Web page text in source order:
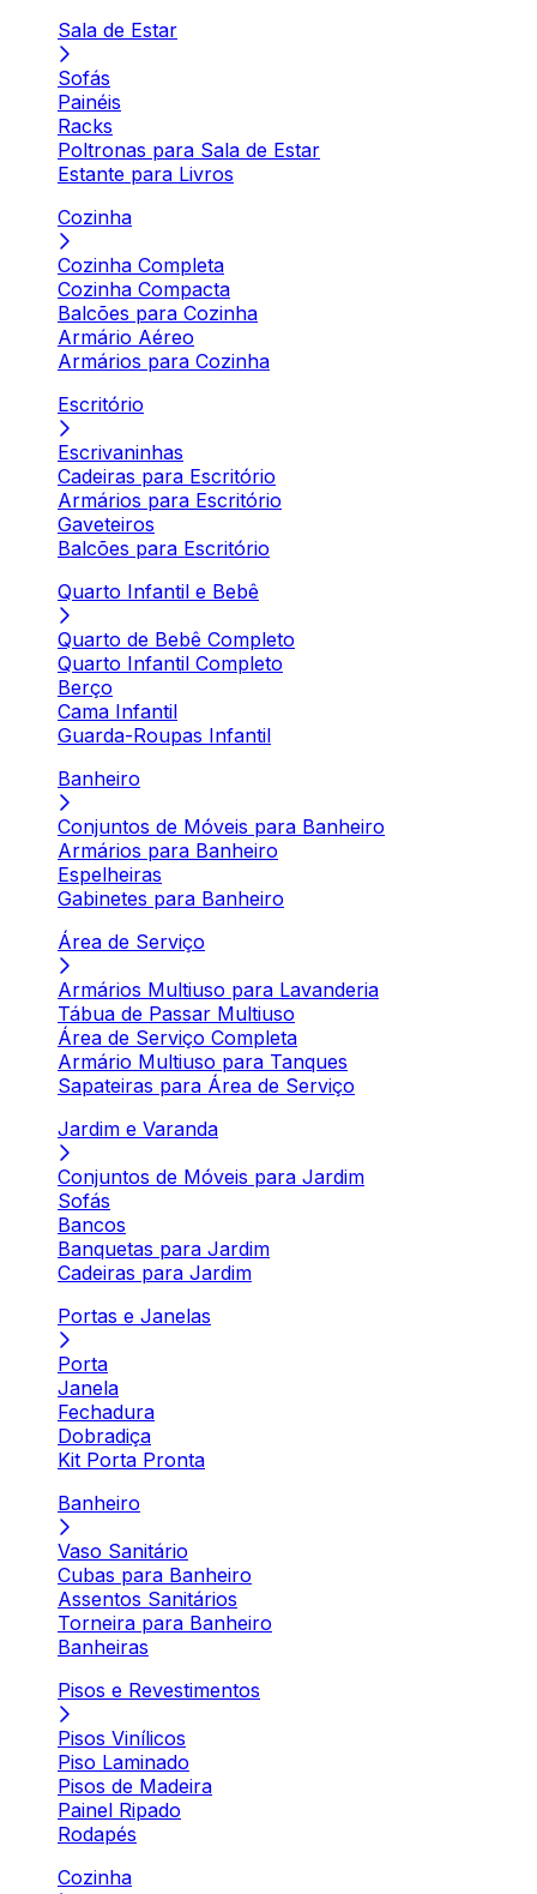
Sala de Estar
Sofás
Painéis
Racks
Poltronas para Sala de Estar
Estante para Livros
Cozinha
Cozinha Completa
Cozinha Compacta
Balcões para Cozinha
Armário Aéreo
Armários para Cozinha
Escritório
Escrivaninhas
Cadeiras para Escritório
Armários para Escritório
Gaveteiros
Balcões para Escritório
Quarto Infantil e Bebê
Quarto de Bebê Completo
Quarto Infantil Completo
Berço
Cama Infantil
Guarda-Roupas Infantil
Banheiro
Conjuntos de Móveis para Banheiro
Armários para Banheiro
Espelheiras
Gabinetes para Banheiro
Área de Serviço
Armários Multiuso para Lavanderia
Tábua de Passar Multiuso
Área de Serviço Completa
Armário Multiuso para Tanques
Sapateiras para Área de Serviço
Jardim e Varanda
Conjuntos de Móveis para Jardim
Sofás
Bancos
Banquetas para Jardim
Cadeiras para Jardim
Portas e Janelas
Porta
Janela
Fechadura
Dobradiça
Kit Porta Pronta
Banheiro
Vaso Sanitário
Cubas para Banheiro
Assentos Sanitários
Torneira para Banheiro
Banheiras
Pisos e Revestimentos
Pisos Vinílicos
Piso Laminado
Pisos de Madeira
Painel Ripado
Rodapés
Cozinha